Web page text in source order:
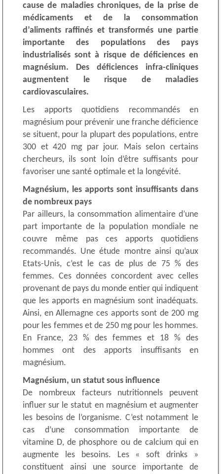
cause de maladies chroniques, de la prise de
médicaments et de la consommation
d’aliments raffinés et transformés une partie
importante des populations des pays
industrialisés sont à risque de déficiences en
magnésium. Des déficiences infra-cliniques
augmentent le risque de maladies
cardiovasculaires.
Les apports quotidiens recommandés en
magnésium pour prévenir une franche déficience
se situent, pour la plupart des populations, entre
300 et 420 mg par jour. Mais selon certains
chercheurs, ils sont loin d’être suffisants pour
favoriser une santé optimale et la longévité.
Magnésium, les apports sont insuffisants dans
de nombreux pays
Par ailleurs, la consommation alimentaire d’une
part importante de la population mondiale ne
couvre même pas ces apports quotidiens
recommandés. Une étude montre ainsi qu’aux
Etats-Unis, c’est le cas de plus de 75 % des
femmes. Ces données concordent avec celles
provenant de pays du monde entier qui indiquent
que les apports en magnésium sont inadéquats.
Ainsi, en Allemagne ces apports sont de 200 mg
pour les femmes et de 250 mg pour les hommes.
En France, 23 % des femmes et 18 % des
hommes ont des apports insuffisants en
magnésium.
Magnésium, un statut sous influence
De nombreux facteurs nutritionnels peuvent
influer sur le statut en magnésium et augmenter
les besoins de l’organisme. C’est notamment le
cas d’une consommation importante de
vitamine D, de phosphore ou de calcium qui en
augmente les besoins. Les « soft drinks »
constituent ainsi une source importante de